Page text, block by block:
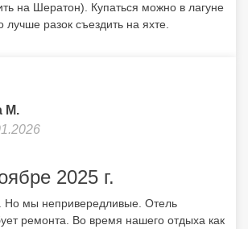
на Шератон). Купаться можно в лагуне
разок съездить на яхте.
M.
2025 г.
Но мы непривередливые. Отель
ремонта. Во время нашего отдыха как